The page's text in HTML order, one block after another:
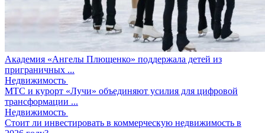
Академия «Ангелы Плющенко» поддержала детей из
приграничных ...
Недвижимость
МТС и курорт «Лучи» объединяют усилия для цифровой
трансформации ...
Недвижимость
Стоит ли инвестировать в коммерческую недвижимость в